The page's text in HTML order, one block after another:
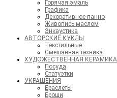
Горячая эмаль
Графика
Декоративное панно
Живопись маслом
Энкаустика
АВТОРСКИЕ КУКЛЫ
Текстильные
Смешанная техника
ХУДОЖЕСТВЕННАЯ КЕРАМИКА
Посуда
Статуэтки
УКРАШЕНИЯ
Браслеты
Броши